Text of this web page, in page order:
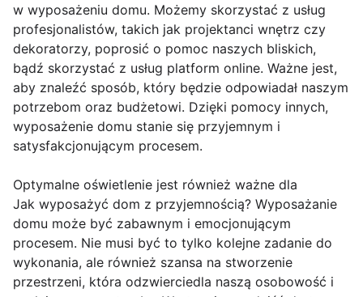
w wyposażeniu domu. Możemy skorzystać z usług
profesjonalistów, takich jak projektanci wnętrz czy
dekoratorzy, poprosić o pomoc naszych bliskich,
bądź skorzystać z usług platform online. Ważne jest,
aby znaleźć sposób, który będzie odpowiadał naszym
potrzebom oraz budżetowi. Dzięki pomocy innych,
wyposażenie domu stanie się przyjemnym i
satysfakcjonującym procesem.
Optymalne oświetlenie jest również ważne dla
Jak wyposażyć dom z przyjemnością? Wyposażanie
domu może być zabawnym i emocjonującym
procesem. Nie musi być to tylko kolejne zadanie do
wykonania, ale również szansa na stworzenie
przestrzeni, która odzwierciedla naszą osobowość i